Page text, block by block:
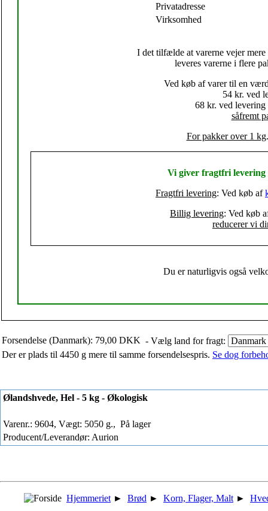
Privatadresse
Virksomhed
I det tilfælde at varerne vejer
leveres varerne i flere
Ved køb af varer til en
54 kr. ved
68 kr. ved levering
såfremt
For pakker over 1 kg
Vi giver fragtfri
Fragtfri levering: Ved køb af
Billig levering: Ved køb
reducerer vi
Du er naturligvis også
Forsendelse (Danmark): 79,00 DKK - Vælg land for fragt:
Der er plads til 4450 g mere til samme forsendelsespris. Se dog
Ølandshvede, Hel - 5 kg - Økologisk
Varenr.: 9604, Vægt: 5050 g., På lager
Producent/Leverandør: Aurion
Hjemmeriet ► Brød ► Korn, Flager, Malt ►